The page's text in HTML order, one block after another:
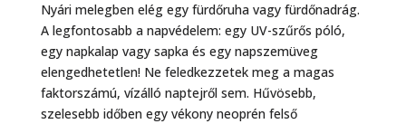
Nyári melegben elég egy fürdőruha vagy fürdőnadrág.
A legfontosabb a napvédelem: egy UV-szűrős póló,
egy napkalap vagy sapka és egy napszemüveg
elengedhetetlen! Ne feledkezzetek meg a magas
faktorszámú, vízálló naptejről sem. Hűvösebb,
szelesebb időben egy vékony neoprén felső